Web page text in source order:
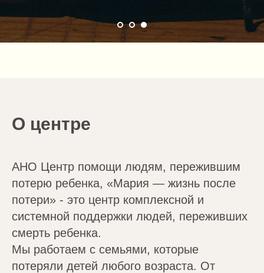
О центре
АНО Центр помощи людям, пережившим
потерю ребенка, «Мария — жизнь после
потери» - это центр комплексной и
системной поддержки людей, переживших
смерть ребенка.
Мы работаем с семьями, которые
потеряли детей любого возраста. От